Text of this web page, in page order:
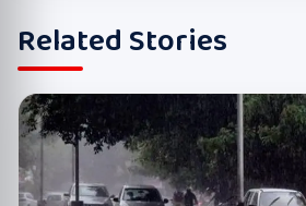
Related Stories